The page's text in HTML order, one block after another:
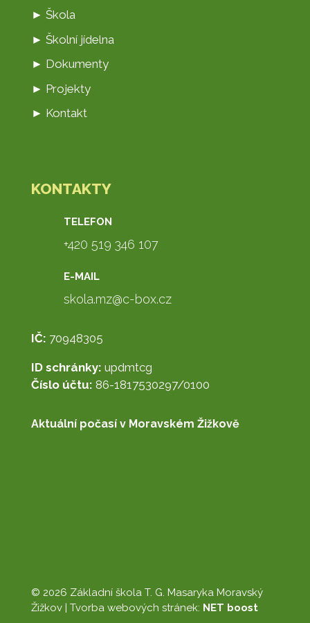
► Škola
► Školní jídelna
► Dokumenty
► Projekty
► Kontakt
KONTAKTY
TELEFON
+420 519 346 107
E-MAIL
skola.mz@c-box.cz
IČ: 70948305
ID schránky: updmtcg
Číslo účtu: 86-1817530297/0100
Aktuální počasí v Moravském Žižkově
© 2026 Základní škola T. G. Masaryka Moravský
Žižkov | Tvorba webových stránek: NET boost